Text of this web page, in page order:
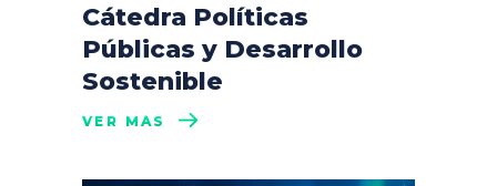
Cátedra Políticas
Públicas y Desarrollo
Sostenible
VER MÁS